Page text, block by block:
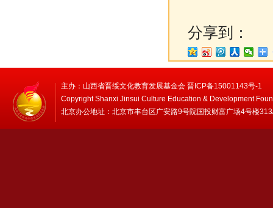
分享到：
主办：山西省晋绥文化教育发展基金会 晋ICP备15001143号-1
Copyright Shanxi Jinsui Culture Education & Development
北京办公地址：北京市丰台区广安路9号院国投财富广场4号楼